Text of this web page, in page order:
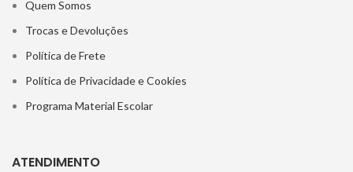
Quem Somos
Trocas e Devoluções
Política de Frete
Política de Privacidade e Cookies
Programa Material Escolar
ATENDIMENTO